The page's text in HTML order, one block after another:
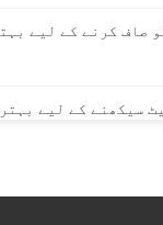
صاف کرنے کے لیے
سیکھنے کے لیے